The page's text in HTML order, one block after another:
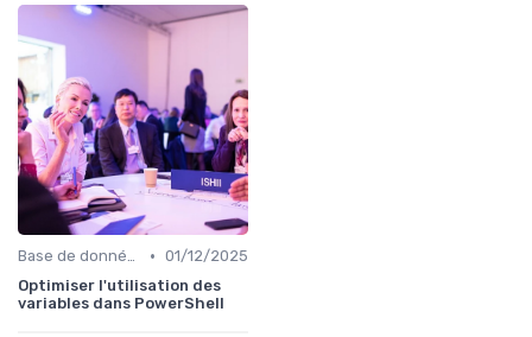
Base de données • 01/12/2025
Optimiser l'utilisation des
variables dans PowerShell